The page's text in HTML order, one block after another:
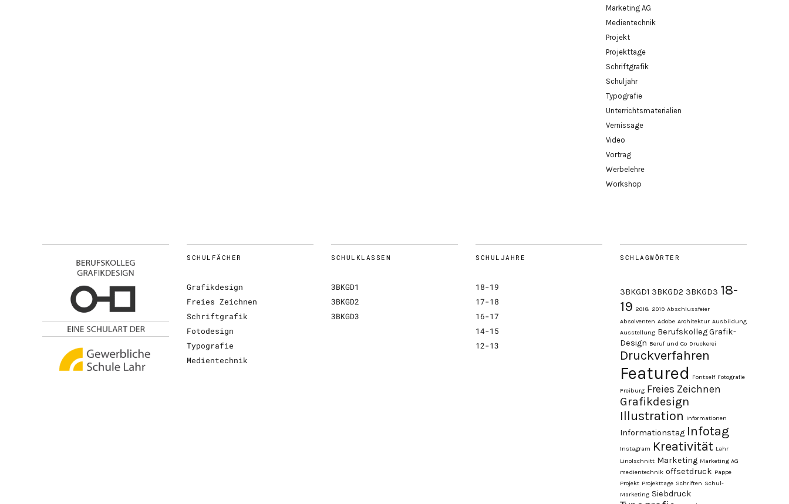
Marketing AG
Medientechnik
Projekt
Projekttage
Schriftgrafik
Schuljahr
Typografie
Unterrichtsmaterialien
Vernissage
Video
Vortrag
Werbelehre
Workshop
SCHULFÄCHER
Grafikdesign
Freies Zeichnen
Schriftgrafik
Fotodesign
Typografie
Medientechnik
SCHULKLASSEN
3BKGD1
3BKGD2
3BKGD3
SCHULJAHRE
18-19
17-18
16-17
14-15
12-13
SCHLAGWÖRTER
3BKGD1 3BKGD2 3BKGD3 18-
19 2018 2019 Abschlussfeier
Absolventen Adobe Architektur Ausbildung
Ausstellung Berufskolleg Grafik-
Design Beruf und Co Druckerei
Druckverfahren
Featured Fontself Fotografie
Freiburg Freies Zeichnen
Grafikdesign
Illustration Informationen
Informationstag Infotag
Instagram Kreativität Lahr
Linolschnitt Marketing Marketing AG
medientechnik offsetdruck Pappe
Projekt Projekttage Schriften Schul-
Marketing Siebdruck